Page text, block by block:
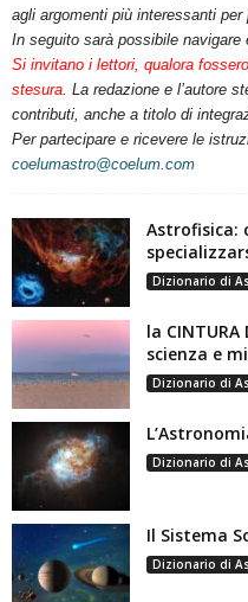
agli argomenti più interessanti
In seguito sarà possibile navigare
Si invitano i lettori, qualora
stesura. La redazione e l’autore
contributi, anche a titolo di
Per partecipare e ricevere le
coelumastro@coelum.com
Astrofisica:
Dizionario di
la
scienza e
Dizionario di
Dizionario di
Il Sistema
Dizionario di